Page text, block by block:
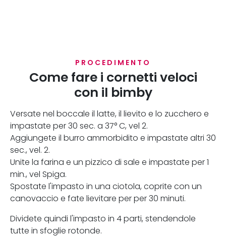
PROCEDIMENTO
Come fare i cornetti veloci
con il bimby
Versate nel boccale il latte, il lievito e lo zucchero e
impastate per 30 sec. a 37° C, vel 2.
Aggiungete il burro ammorbidito e impastate altri 30
sec., vel. 2.
Unite la farina e un pizzico di sale e impastate per 1
min., vel Spiga.
Spostate l'impasto in una ciotola, coprite con un
canovaccio e fate lievitare per per 30 minuti.
Dividete quindi l'impasto in 4 parti, stendendole
tutte in sfoglie rotonde.